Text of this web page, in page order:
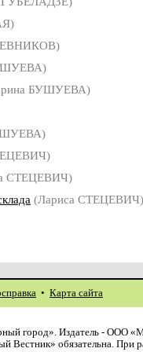
БУШУЕВА)
СТЕЦЕВИЧ)
(Лариса СТЕЦЕВИЧ)
• Карта сайта
город». Издатель - ООО
Вестник» обязательна. При